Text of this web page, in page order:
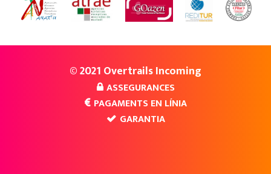
© 2021 Overtrails Incoming
ASSEGURANCES
PAGAMENTS EN LÍNIA
GARANTIA